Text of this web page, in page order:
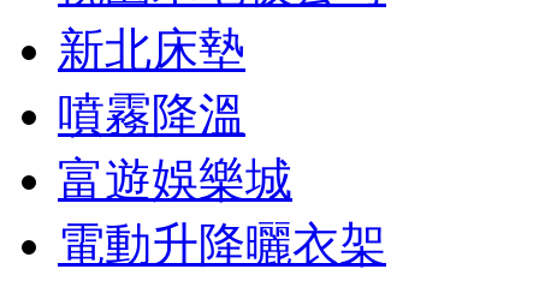
新北床墊
噴霧降溫
富遊娛樂城
電動升降曬衣架